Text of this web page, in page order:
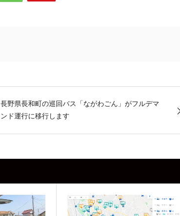
長野県長和町の巡回バス「ながわごん」がフルデマ
ンド運行に移行します